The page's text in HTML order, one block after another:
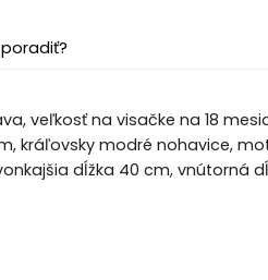
veľkosť na visačke na 18
kráľovsky modré nohavice,
dĺžka 40 cm, vnútorná